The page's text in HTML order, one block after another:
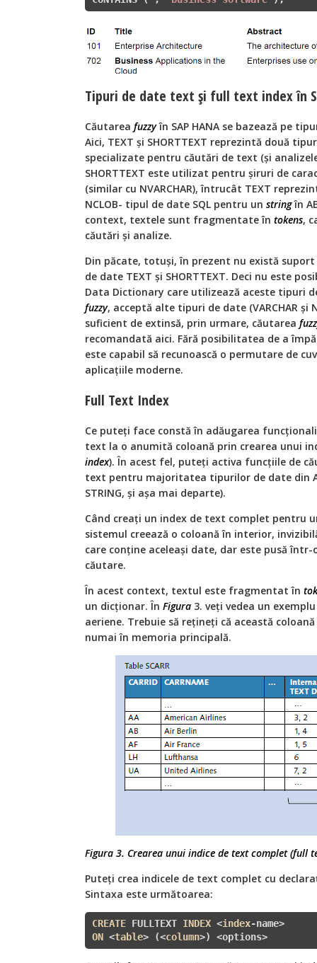
Tipuri de date text și full text index în
Căutarea fuzzyîn SAP HANA se bazează pe
Aici, TEXT și SHORTTEXT reprezintă două
specializate pentru căutări de text (și
SHORTTEXT este utilizat pentru șiruri de
(similar cu NVARCHAR), întrucât TEXT
NCLOB- tipul de date SQL pentru un stringîn
context, textele sunt fragmentate în tokens,
căutări și analize.
Din păcate, totuși, în prezent nu există
de date TEXT și SHORTTEXT. Deci nu este
Data Dictionary care utilizează aceste tipuri
fuzzy, acceptă alte tipuri de date (VARCHAR și
suficient de extinsă, prin urmare, căutarea
recomandată aici. Fără posibilitatea de a
este capabil să recunoască o permutare de
aplicațiile moderne.
Full Text Index
Ce puteți face constă în adăugarea
text la o anumită coloană prin crearea unui
index). În acest fel, puteți activa funcțiile de
text pentru majoritatea tipurilor de date din
STRING, și așa mai departe).
Când creați un index de text complet pentru
sistemul creează o coloană în interior,
care conține aceleași date, dar este pusă
căutare.
În acest context, textul este fragmentat în
un dicționar. În Figura 3. veți vedea un
aeriene. Trebuie să rețineți că această
numai în memoria principală.
Figura 3. Crearea unui indice de text complet (full
Puteți crea indicele de text complet cu
Sintaxa este următoarea:
CREATE FULLTEXT INDEX <index-name>
ON <table> (<column>) <options>